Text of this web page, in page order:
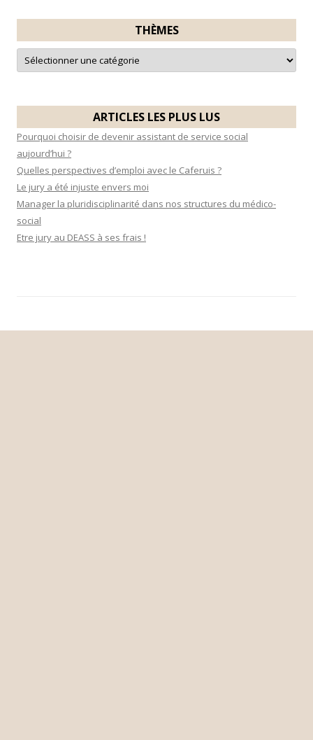
h
e
c
e
:
THÈMES
T
m
ARTICLES LES PLUS LUS
Pourquoi choisir de devenir assistant de service social
aujourd’hui ?
Quelles perspectives d’emploi avec le Caferuis ?
Le jury a été injuste envers moi
Manager la pluridisciplinarité dans nos structures du médico-
social
Etre jury au DEASS à ses frais !